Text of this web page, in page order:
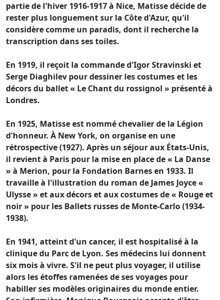
partie de l'hiver 1916-1917 à Nice, Matisse décide de
rester plus longuement sur la Côte d'Azur, qu'il
considère comme un paradis, dont il recherche la
transcription dans ses toiles.
En 1919, il reçoit la commande d'Igor Stravinski et
Serge Diaghilev pour dessiner les costumes et les
décors du ballet « Le Chant du rossignol » présenté à
Londres.
En 1925, Matisse est nommé chevalier de la Légion
d'honneur. À New York, on organise en une
rétrospective (1927). Après un séjour aux États-Unis,
il revient à Paris pour la mise en place de « La Danse
» à Merion, pour la Fondation Barnes en 1933. Il
travaille à l'illustration du roman de James Joyce «
Ulysse » et aux décors et aux costumes de « Rouge et
noir » pour les Ballets russes de Monte-Carlo (1934-
1938).
En 1941, atteint d'un cancer, il est hospitalisé à la
clinique du Parc de Lyon. Ses médecins lui donnent
six mois à vivre. S'il ne peut plus voyager, il utilise
alors les étoffes ramenées de ses voyages pour
habiller ses modèles originaires du monde entier.